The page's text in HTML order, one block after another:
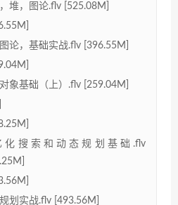
堆，图论.flv [525.08M]
论，基础实战.flv [396.55M]
象基础（上）.flv [259.04M]
化搜索和动态规划基础.flv
划实战.flv [493.56M]